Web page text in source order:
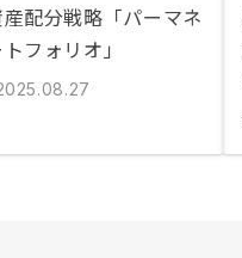
配分戦略「パーマネ
フォリオ」